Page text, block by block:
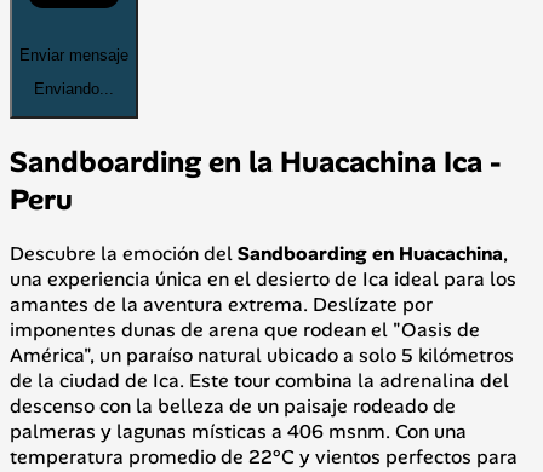
Enviar mensaje
Enviando...
Sandboarding en la Huacachina Ica -
Peru
Descubre la emoción delSandboarding en Huacachina,
una experiencia única en el desierto de Ica ideal para los
amantes de la aventura extrema. Deslízate por
imponentes dunas de arena que rodean el "Oasis de
América", un paraíso natural ubicado a solo 5 kilómetros
de la ciudad de Ica. Este tour combina la adrenalina del
descenso con la belleza de un paisaje rodeado de
palmeras y lagunas místicas a 406 msnm. Con una
temperatura promedio de 22°C y vientos perfectos para